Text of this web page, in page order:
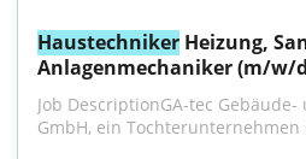
Haustechniker Heizung,
Anlagenmechaniker (m/w/
Job DescriptionGA-tec
GmbH, ein Tochterunternehmen